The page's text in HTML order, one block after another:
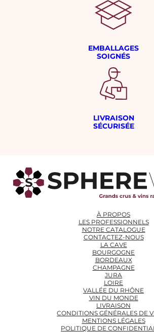
EMBALLAGES
SOIGNÉS
LIVRAISON
SÉCURISÉE
À PROPOS
LES PROFESSIONNELS
NOTRE CATALOGUE
CONTACTEZ-NOUS
LA CAVE
BOURGOGNE
BORDEAUX
CHAMPAGNE
JURA
LOIRE
VALLÉE DU RHÔNE
VIN DU MONDE
LIVRAISON
CONDITIONS GÉNÉRALES DE
MENTIONS LÉGALES
POLITIQUE DE